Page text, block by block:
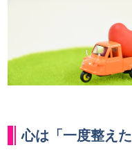
心は「一度整え